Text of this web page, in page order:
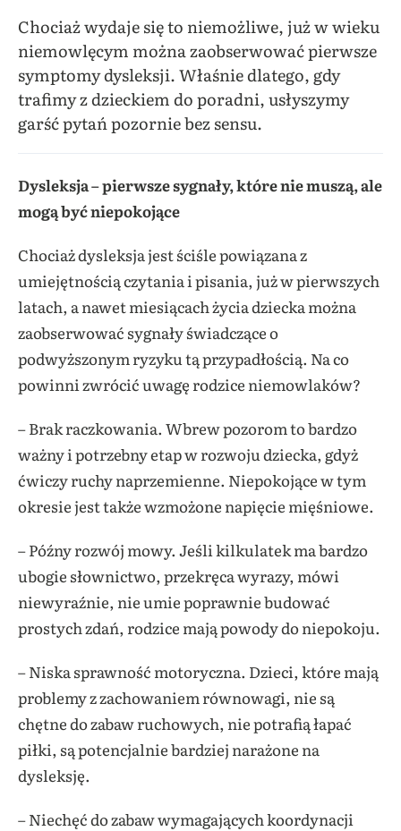
Chociaż wydaje się to niemożliwe, już w wieku
niemowlęcym można zaobserwować pierwsze
symptomy dysleksji. Właśnie dlatego, gdy
trafimy z dzieckiem do poradni, usłyszymy
garść pytań pozornie bez sensu.
Dysleksja – pierwsze sygnały, które nie muszą, ale
mogą być niepokojące
Chociaż dysleksja jest ściśle powiązana z
umiejętnością czytania i pisania, już w pierwszych
latach, a nawet miesiącach życia dziecka można
zaobserwować sygnały świadczące o
podwyższonym ryzyku tą przypadłością. Na co
powinni zwrócić uwagę rodzice niemowlaków?
– Brak raczkowania. Wbrew pozorom to bardzo
ważny i potrzebny etap w rozwoju dziecka, gdyż
ćwiczy ruchy naprzemienne. Niepokojące w tym
okresie jest także wzmożone napięcie mięśniowe.
– Późny rozwój mowy. Jeśli kilkulatek ma bardzo
ubogie słownictwo, przekręca wyrazy, mówi
niewyraźnie, nie umie poprawnie budować
prostych zdań, rodzice mają powody do niepokoju.
– Niska sprawność motoryczna. Dzieci, które mają
problemy z zachowaniem równowagi, nie są
chętne do zabaw ruchowych, nie potrafią łapać
piłki, są potencjalnie bardziej narażone na
dysleksję.
– Niechęć do zabaw wymagających koordynacji